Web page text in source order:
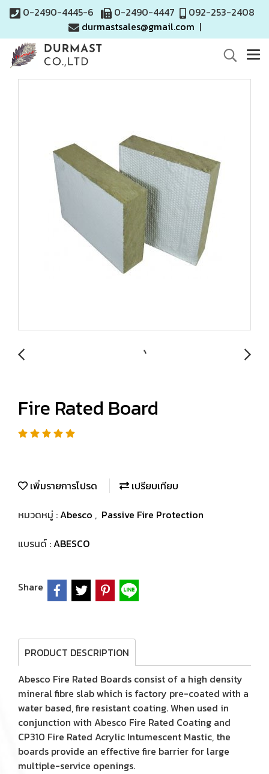
0-2490-4445-6 0-2490-4447
092-253-2408
durmastsales@gmail.com |
Fire Rated Board
เพิ่มรายการโปรด
เปรียบเทียบ
หมวดหมู่ :Abesco , Passive Fire Protection
แบรนด์ :ABESCO
Share
PRODUCT DESCRIPTION
Abesco Fire Rated Boards consist of a high density
mineral fibre slab which is factory pre-coated with a
water based, fire resistant coating. When used in
conjunction with Abesco Fire Rated Coating and
CP310 Fire Rated Acrylic Intumescent Mastic, the
boards provide an effective fire barrier for large
multiple-service openings.